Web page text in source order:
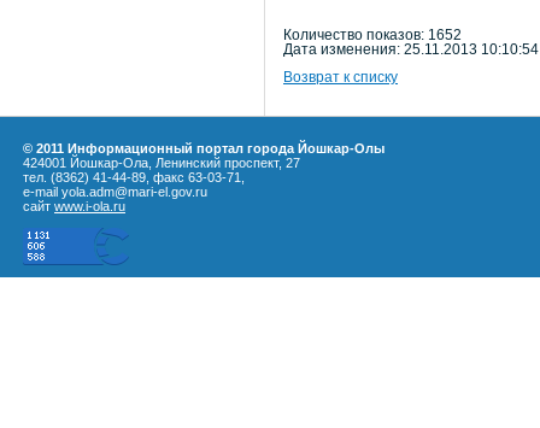
Количество показов: 1652
Дата изменения: 25.11.2013 10:10:54
Возврат к списку
© 2011 Информационный портал города Йошкар-Олы
424001 Йошкар-Ола, Ленинский проспект, 27
тел. (8362) 41-44-89, факс 63-03-71,
e-mail yola.adm@mari-el.gov.ru
сайт www.i-ola.ru